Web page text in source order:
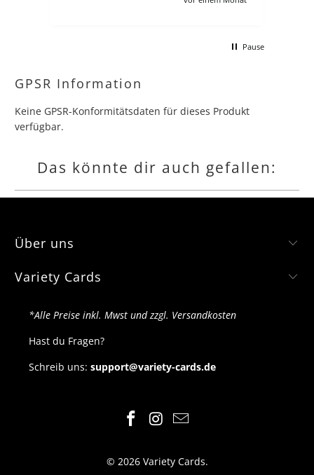
Pause
GPSR Information
Keine GPSR-Konformitätsdaten für dieses Produkt
verfügbar.
Das könnte dir auch gefallen:
Über uns
Variety Cards
*Alle Preise inkl. Mwst und zzgl. Versandkosten
Hast du Fragen?
Schreib uns: support@variety-cards.de
© 2026 Variety Cards.